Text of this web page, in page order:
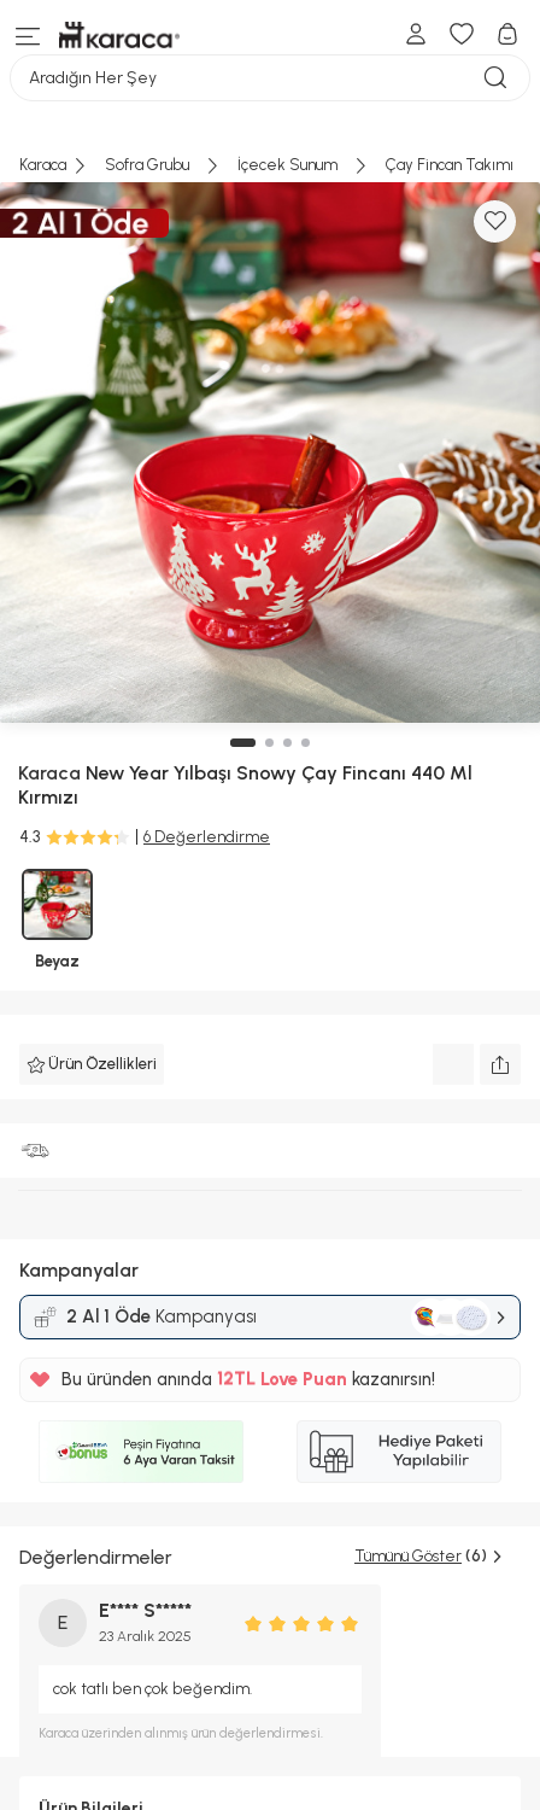
Aradığın Her Şey
Karaca Sofra Grubu İçecek Sunum Çay Fincan Takımı
Karaca New Year Yılbaşı Snowy Çay Fincanı 440 Ml
Kırmızı
4.3 6 Değerlendirme
Beyaz
Ürün Özellikleri
Kampanyalar
2 Al 1 Öde Kampanyası
Bu üründen anında 12TL Love Puan kazanırsın!
Değerlendirmeler Tümünü Göster (6)
E
E**** S*****
23 Aralık 2025
cok tatlı ben çok beğendim.
Karaca üzerinden alınmış ürün değerlendirmesi.